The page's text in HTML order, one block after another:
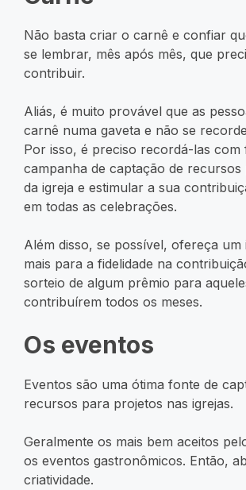
Não basta criar o carnê e confiar
se lembrar, mês após mês, que
contribuir.
Aliás, é muito provável que as
carnê numa gaveta e não se
Por isso, é preciso recordá-las com
campanha de captação de recursos
da igreja e estimular a sua
em todas as celebrações.
Além disso, se possível, ofereça um
mais para a fidelidade na
sorteio de algum prêmio para
contribuírem todos os meses.
Os eventos
Eventos são uma ótima fonte de
recursos para projetos nas igrejas.
Geralmente os mais bem aceitos
os eventos gastronômicos. Então,
criatividade.